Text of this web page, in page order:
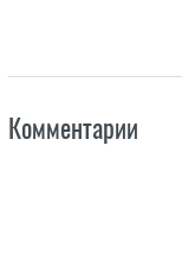
Комментарии